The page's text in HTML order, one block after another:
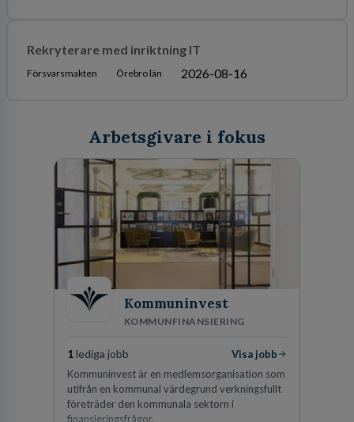
Rekryterare med inriktning IT
Försvarsmakten Örebro län 2026-08-16
Arbetsgivare i fokus
Kommuninvest
KOMMUNFINANSIERING
1lediga jobb
Visa jobb
Kommuninvest är en medlemsorganisation som
utifrån en kommunal värdegrund verkningsfullt
företräder den kommunala sektorn i
finansieringsfrågor.